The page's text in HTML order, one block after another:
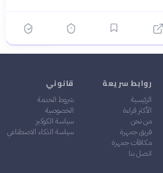
روابط سريعة
الرئيسية
الأكثر قراءة
من نحن
فريق جمهرة
مكافآت جمهرة
اتصل بنا
قانوني
شروط الخدمة
الخصوصية
سياسة الكوكيز
سياسة الذكاء الاصطناعي